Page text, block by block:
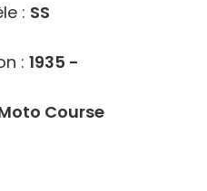
: SS
: 1935 -
Course